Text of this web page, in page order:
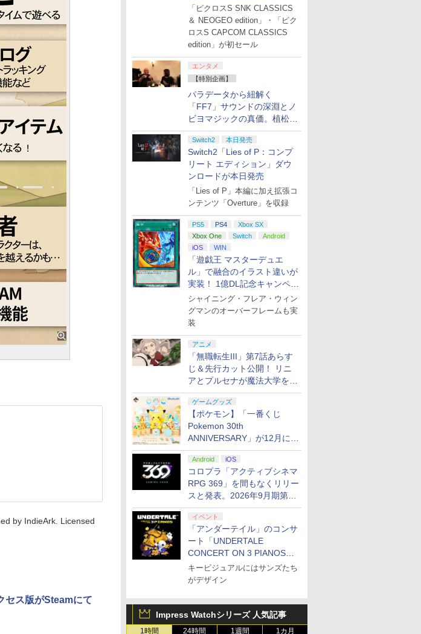
「ジュピターサマーセール
2026」開催
「ピクロスS SNK CLASSICS
＆ NEOGEO edition」・「ピク
ロスS CAPCOM CLASSICS
edition」が初セール
エンタメ
【特別企画】
パラデータから紐解く
「FF7」サウンドの深淵とノ
ビヨマジックの真価。植松伸
夫氏による「ff vol.7」一挙レ
ポート
Switch2 本日発売
Switch2「Lies of P：コンプ
リート エディション」ダウ
ンロードが本日発売
「Lies of P」本編に加え拡張コ
ンテンツ「Overture」を収録
PS5 PS4
Xbox SX
Xbox One
Switch
Android
iOS
WIN
「遊戯王 マスターデュエ
ル」で融合のイラスト違いが
実装！ 1億DL記念キャンペー
ン開催
シャイニング・フレア・ウィン
グマンのオーバーフレームも実
装
アニメ
「無職転生III」第7話あらす
じ＆先行カット公開！ リニ
アとプルセナが魔法大学を卒
業
ゲームグッズ
【ポケモン】「一番くじ
Pokemon 30th
ANNIVERSARY」が12月に再
販決定！ ピカチュウたちの
ぬいぐるみが当たる
Android iOS
コロプラ「アクティブシネマ
RPG 369」を間もなくリリー
スと発表。2026年9月期第3
四半期決算にて
イベント
「アンダーテイル」のコンサ
ート「UNDERTALE
CONCERT ON 3 PIANOS」
のチケット情報が公開
キービジュアルにはサンズたち
がデザイン
Impress Watchシリーズ 人気記事
1時間 24時間 1週間 1カ月
by IndieArk. Licensed
セス版がSteamにて